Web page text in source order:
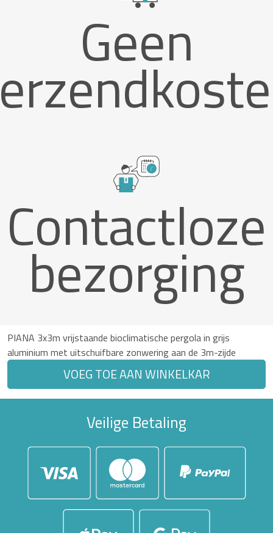
Geen
Contactloze
bezorging
PIANA 3x3m vrijstaande bioclimatische pergola in grijs
aluminium met uitschuifbare zonwering aan de 3m-zijde
VOEG TOE AAN WINKELKAR
Veilige Betaling